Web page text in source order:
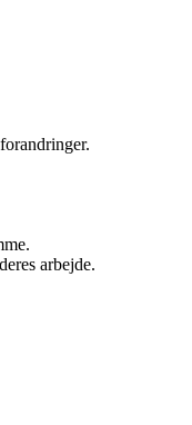
arbejde.